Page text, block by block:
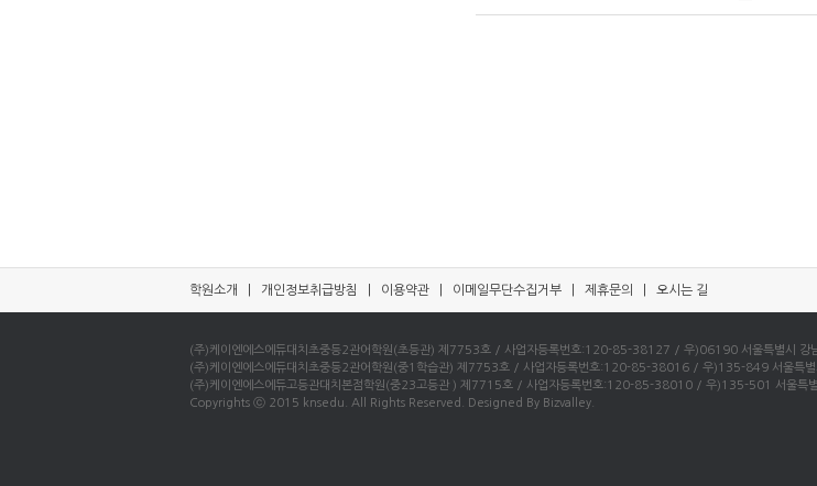
학원소개 개인정보취급방침 이용약관 이메일무단수집거부 제휴문의 오시는 길
(주)케이엔에스에듀대치초중등2관어학원(초등관) 제7753호 / 사업자등록번호:120-85-38127 / 우)06190 서울특별시
(주)케이엔에스에듀대치초중등2관어학원(중1학습관) 제7753호 / 사업자등록번호:120-85-38016 / 우)135-849 서울
(주)케이엔에스에듀고등관대치본점학원(중23고등관 ) 제7715호 / 사업자등록번호:120-85-38010 / 우)135-501 서울
Copyrights ⓒ 2015 knsedu. All Rights Reserved. Designed By Bizvalley.